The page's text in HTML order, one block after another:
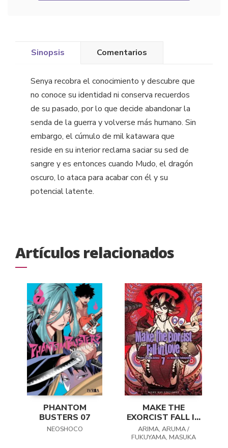
Sinopsis Comentarios
Senya recobra el conocimiento y descubre que
no conoce su identidad ni conserva recuerdos
de su pasado, por lo que decide abandonar la
senda de la guerra y volverse más humano. Sin
embargo, el cúmulo de mil katawara que
reside en su interior reclama saciar su sed de
sangre y es entonces cuando Mudo, el dragón
oscuro, lo ataca para acabar con él y su
potencial latente.
Artículos relacionados
PHANTOM
BUSTERS 07
NEOSHOCO
MAKE THE
EXORCIST FALL IN
LOVE 07
ARIMA, ARUMA /
FUKUYAMA, MASUKA